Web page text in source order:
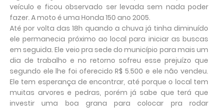
veículo e ficou observado ser levada sem nada poder
fazer. A moto é uma Honda 150 ano 2005.
Até por volta das 18h quando a chuva já tinha diminuído
ele permanecia próximo ao local para iniciar as buscas
em seguida. Ele veio pra sede do município para mais um
dia de trabalho e no retorno sofreu esse prejuízo que
segundo ele lhe foi oferecido R$ 5.500 e ele não vendeu.
Ele tem esperança de encontrar, até porque o local tem
muitas arvores e pedras, porém já sabe que terá que
investir uma boa grana para colocar pra rodar